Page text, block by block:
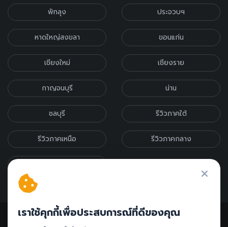
พัทลุง ประจวบฯ
หาดใหญ่สงขลา ขอนแก่น
เชียงใหม่ เชียงราย
กาญจนบุรี น่าน
ชลบุรี รีวิวภาคใต้
รีวิวภาคเหนือ รีวิวภาคกลาง
เราใช้คุกกี้เพื่อประสบการณ์ที่ดีของคุณ